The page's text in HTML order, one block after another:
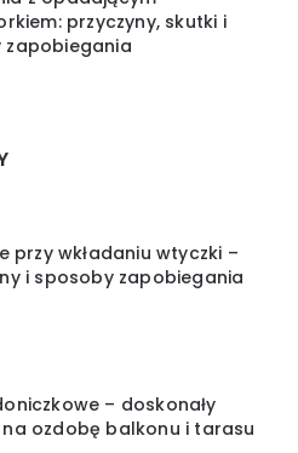
przyczyny, skutki i
zapobiegania
przy wkładaniu wtyczki –
i sposoby zapobiegania
– doskonały
na ozdobę balkonu i tarasu